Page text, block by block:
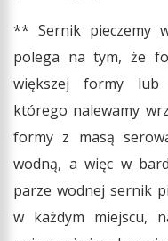
** Sernik pieczemy
polega na tym, że
większej formy lub
którego nalewamy
formy z masą
wodną, a więc w
parze wodnej sernik
w każdym miejscu,